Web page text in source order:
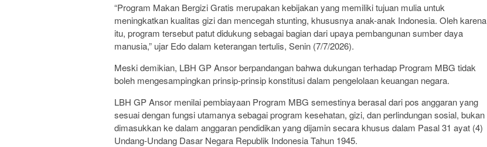
“Program Makan Bergizi Gratis merupakan kebijakan yang memiliki tujuan mulia untuk
meningkatkan kualitas gizi dan mencegah stunting, khususnya anak-anak Indonesia. Oleh karena
itu, program tersebut patut didukung sebagai bagian dari upaya pembangunan sumber daya
manusia,” ujar Edo dalam keterangan tertulis, Senin (7/7/2026).
Meski demikian, LBH GP Ansor berpandangan bahwa dukungan terhadap Program MBG tidak
boleh mengesampingkan prinsip-prinsip konstitusi dalam pengelolaan keuangan negara.
LBH GP Ansor menilai pembiayaan Program MBG semestinya berasal dari pos anggaran yang
sesuai dengan fungsi utamanya sebagai program kesehatan, gizi, dan perlindungan sosial, bukan
dimasukkan ke dalam anggaran pendidikan yang dijamin secara khusus dalam Pasal 31 ayat (4)
Undang-Undang Dasar Negara Republik Indonesia Tahun 1945.